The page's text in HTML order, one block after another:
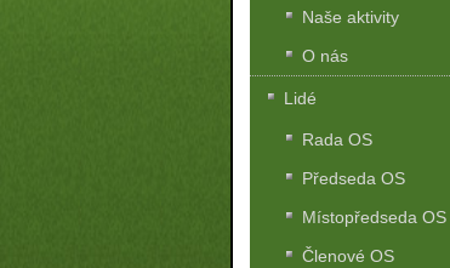
Naše aktivity
O nás
Lidé
Rada OS
Předseda OS
Místopředseda OS
Členové OS